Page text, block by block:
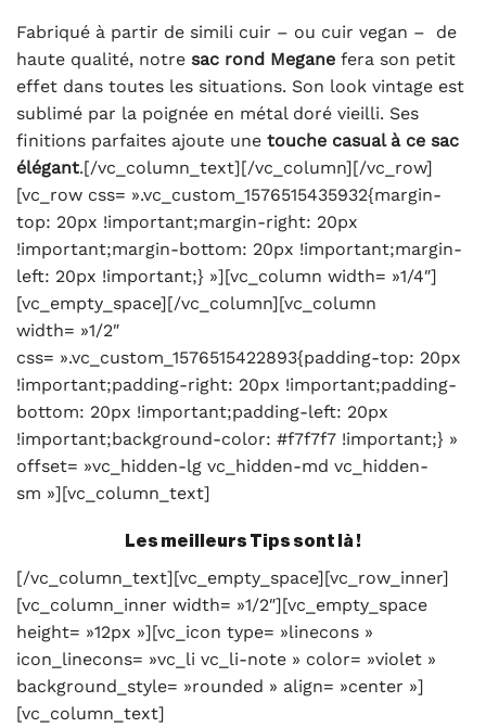
Fabriqué à partir de simili cuir – ou cuir vegan – de
haute qualité, notre sac rond Megane fera son petit
effet dans toutes les situations. Son look vintage est
sublimé par la poignée en métal doré vieilli. Ses
finitions parfaites ajoute une touche casual à ce sac
élégant.[/vc_column_text][/vc_column][/vc_row]
[vc_row css= ».vc_custom_1576515435932{margin-
top: 20px !important;margin-right: 20px
!important;margin-bottom: 20px !important;margin-
left: 20px !important;} »][vc_column width= »1/4″]
[vc_empty_space][/vc_column][vc_column
width= »1/2″
css= ».vc_custom_1576515422893{padding-top: 20px
!important;padding-right: 20px !important;padding-
bottom: 20px !important;padding-left: 20px
!important;background-color: #f7f7f7 !important;} »
offset= »vc_hidden-lg vc_hidden-md vc_hidden-
sm »][vc_column_text]
Les meilleurs Tips sont là !
[/vc_column_text][vc_empty_space][vc_row_inner]
[vc_column_inner width= »1/2″][vc_empty_space
height= »12px »][vc_icon type= »linecons »
icon_linecons= »vc_li vc_li-note » color= »violet »
background_style= »rounded » align= »center »]
[vc_column_text]